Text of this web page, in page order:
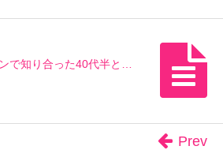
で知り合った40代半と…
Prev